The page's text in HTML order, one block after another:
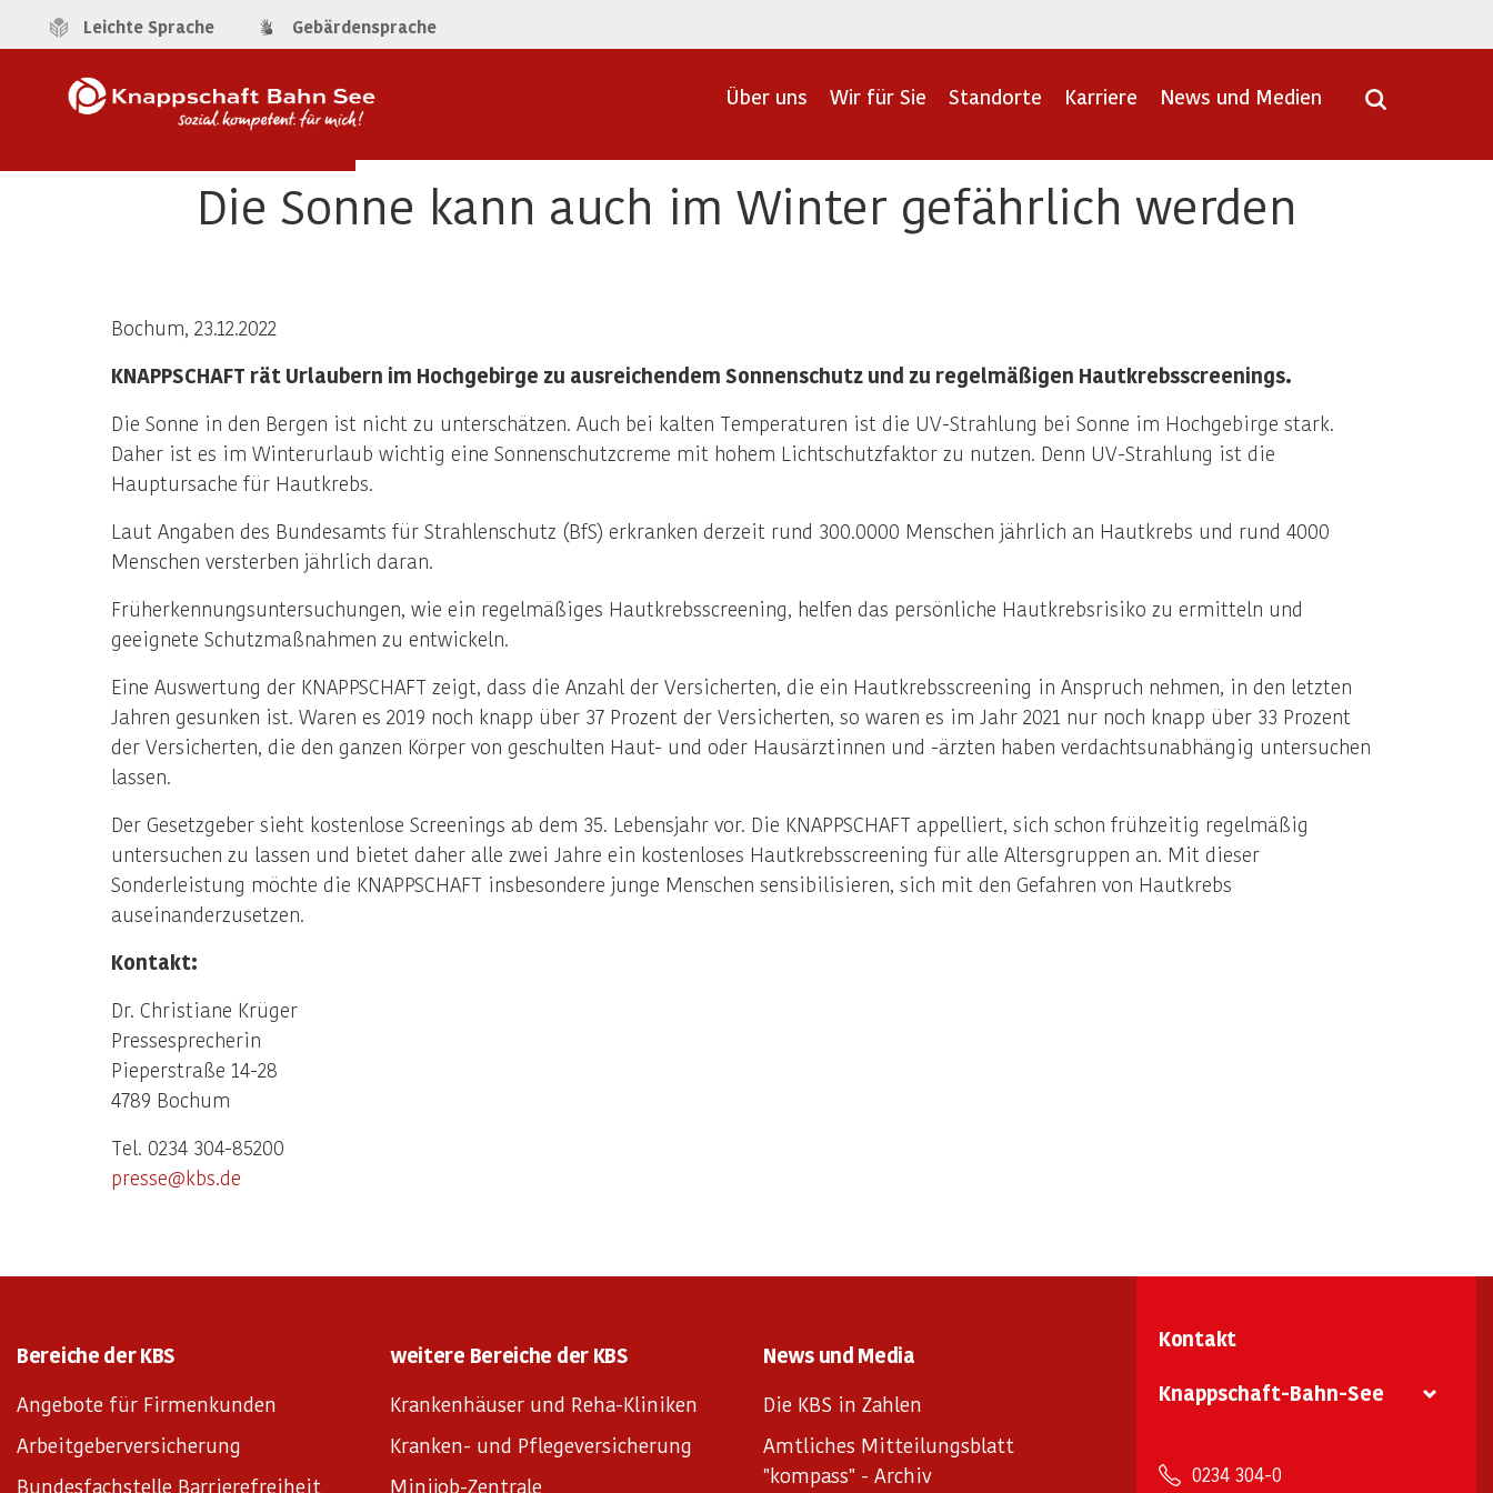
Leichte Sprache Gebärdensprache
Über uns Wir für Sie Standorte Karriere News und Medien
Die Sonne kann auch im Winter gefährlich werden
Bochum, 23.12.2022
KNAPPSCHAFT rät Urlaubern im Hochgebirge zu ausreichendem Sonnenschutz und zu regelmäßigen Hautkrebsscreenings.
Die Sonne in den Bergen ist nicht zu unterschätzen. Auch bei kalten Temperaturen ist die UV-Strahlung bei Sonne im Hochgebirge stark.
Daher ist es im Winterurlaub wichtig eine Sonnenschutzcreme mit hohem Lichtschutzfaktor zu nutzen. Denn UV-Strahlung ist die
Hauptursache für Hautkrebs.
Laut Angaben des Bundesamts für Strahlenschutz (BfS) erkranken derzeit rund 300.0000 Menschen jährlich an Hautkrebs und rund 4000
Menschen versterben jährlich daran.
Früherkennungsuntersuchungen, wie ein regelmäßiges Hautkrebsscreening, helfen das persönliche Hautkrebsrisiko zu ermitteln und
geeignete Schutzmaßnahmen zu entwickeln.
Eine Auswertung der KNAPPSCHAFT zeigt, dass die Anzahl der Versicherten, die ein Hautkrebsscreening in Anspruch nehmen, in den letzten
Jahren gesunken ist. Waren es 2019 noch knapp über 37 Prozent der Versicherten, so waren es im Jahr 2021 nur noch knapp über 33 Prozent
der Versicherten, die den ganzen Körper von geschulten Haut- und oder Hausärztinnen und -ärzten haben verdachtsunabhängig untersuchen
lassen.
Der Gesetzgeber sieht kostenlose Screenings ab dem 35. Lebensjahr vor. Die KNAPPSCHAFT appelliert, sich schon frühzeitig regelmäßig
untersuchen zu lassen und bietet daher alle zwei Jahre ein kostenloses Hautkrebsscreening für alle Altersgruppen an. Mit dieser
Sonderleistung möchte die KNAPPSCHAFT insbesondere junge Menschen sensibilisieren, sich mit den Gefahren von Hautkrebs
auseinanderzusetzen.
Kontakt:
Dr. Christiane Krüger
Pressesprecherin
Pieperstraße 14-28
4789 Bochum
Tel. 0234 304-85200
presse@kbs.de
Bereiche der KBS
Angebote für Firmenkunden
Arbeitgeberversicherung
Bundesfachstelle Barrierefreiheit
weitere Bereiche der KBS
Krankenhäuser und Reha-Kliniken
Kranken- und Pflegeversicherung
Minijob-Zentrale
News und Media
Die KBS in Zahlen
Amtliches Mitteilungsblatt
"kompass" - Archiv
Kontakt
Knappschaft-Bahn-See
0234 304-0